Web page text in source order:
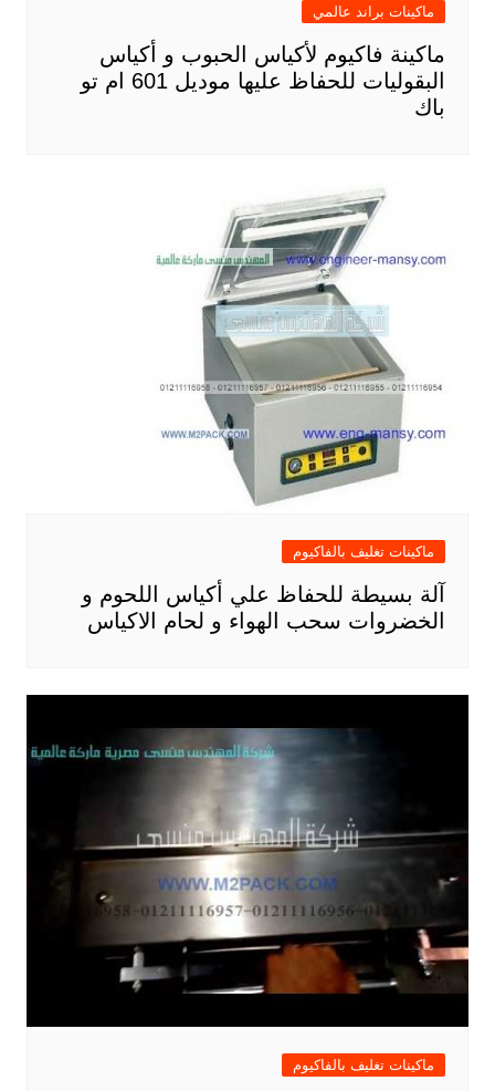
ماكينات براند عالمي
ماكينة فاكيوم لأكياس الحبوب و أكياس
البقوليات للحفاظ عليها موديل 601 ام تو
باك
ماكينات تغليف بالفاكيوم
آلة بسيطة للحفاظ علي أكياس اللحوم و
الخضروات سحب الهواء و لحام الاكياس
ماكينات تغليف بالفاكيوم